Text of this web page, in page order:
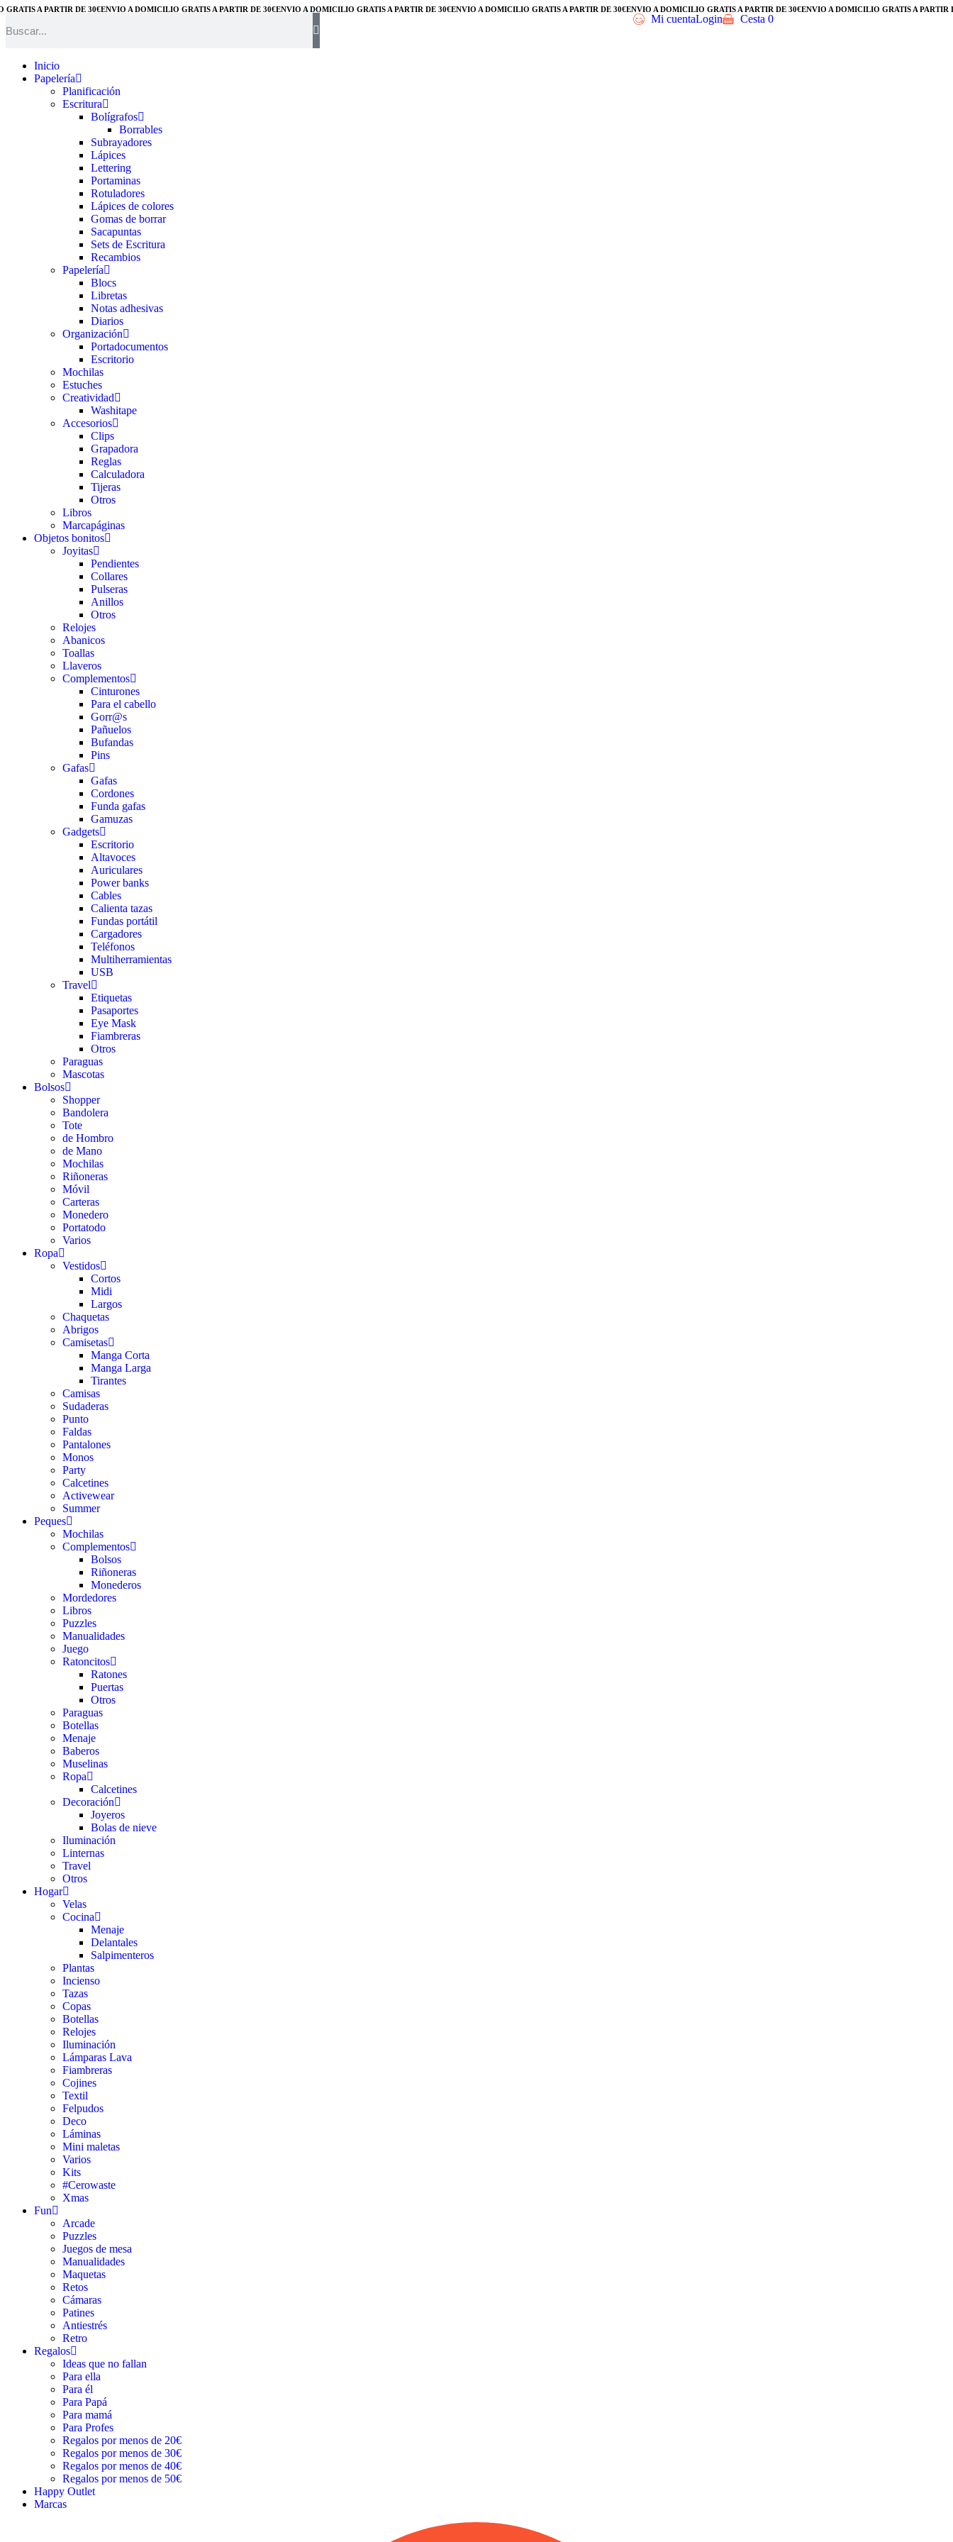
A PARTIR DE 30€ ENVÍO A DOMICILIO GRATIS A PARTIR DE 30€ ENVÍO A DOMICILIO GRATIS A PARTIR DE 30€ ENVÍO A DOMICILIO GRATIS A PARTIR DE 30€ ENVÍO A DOMICILIO GRATIS A PARTIR DE 30€ ENVÍO A DOMICILIO GRATIS A PARTIR DE
Mi cuentaLogin Cesta 0
Inicio
Papelería
Planificación
Escritura
Bolígrafos
Borrables
Subrayadores
Lápices
Lettering
Portaminas
Rotuladores
Lápices de colores
Gomas de borrar
Sacapuntas
Sets de Escritura
Recambios
Papelería
Blocs
Libretas
Notas adhesivas
Diarios
Organización
Portadocumentos
Escritorio
Mochilas
Estuches
Creatividad
Washitape
Accesorios
Clips
Grapadora
Reglas
Calculadora
Tijeras
Otros
Libros
Marcapáginas
Objetos bonitos
Joyitas
Pendientes
Collares
Pulseras
Anillos
Otros
Relojes
Abanicos
Toallas
Llaveros
Complementos
Cinturones
Para el cabello
Gorr@s
Pañuelos
Bufandas
Pins
Gafas
Gafas
Cordones
Funda gafas
Gamuzas
Gadgets
Escritorio
Altavoces
Auriculares
Power banks
Cables
Calienta tazas
Fundas portátil
Cargadores
Teléfonos
Multiherramientas
USB
Travel
Etiquetas
Pasaportes
Eye Mask
Fiambreras
Otros
Paraguas
Mascotas
Bolsos
Shopper
Bandolera
Tote
de Hombro
de Mano
Mochilas
Riñoneras
Móvil
Carteras
Monedero
Portatodo
Varios
Ropa
Vestidos
Cortos
Midi
Largos
Chaquetas
Abrigos
Camisetas
Manga Corta
Manga Larga
Tirantes
Camisas
Sudaderas
Punto
Faldas
Pantalones
Monos
Party
Calcetines
Activewear
Summer
Peques
Mochilas
Complementos
Bolsos
Riñoneras
Monederos
Mordedores
Libros
Puzzles
Manualidades
Juego
Ratoncitos
Ratones
Puertas
Otros
Paraguas
Botellas
Menaje
Baberos
Muselinas
Ropa
Calcetines
Decoración
Joyeros
Bolas de nieve
Iluminación
Linternas
Travel
Otros
Hogar
Velas
Cocina
Menaje
Delantales
Salpimenteros
Plantas
Incienso
Tazas
Copas
Botellas
Relojes
Iluminación
Lámparas Lava
Fiambreras
Cojines
Textil
Felpudos
Deco
Láminas
Mini maletas
Varios
Kits
#Cerowaste
Xmas
Fun
Arcade
Puzzles
Juegos de mesa
Manualidades
Maquetas
Retos
Cámaras
Patines
Antiestrés
Retro
Regalos
Ideas que no fallan
Para ella
Para él
Para Papá
Para mamá
Para Profes
Regalos por menos de 20€
Regalos por menos de 30€
Regalos por menos de 40€
Regalos por menos de 50€
Happy Outlet
Marcas